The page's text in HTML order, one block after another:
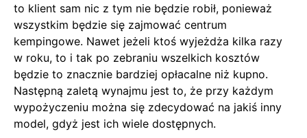
to klient sam nic z tym nie będzie robił, ponieważ
wszystkim będzie się zajmować centrum
kempingowe. Nawet jeżeli ktoś wyjeżdża kilka razy
w roku, to i tak po zebraniu wszelkich kosztów
będzie to znacznie bardziej opłacalne niż kupno.
Następną zaletą wynajmu jest to, że przy każdym
wypożyczeniu można się zdecydować na jakiś inny
model, gdyż jest ich wiele dostępnych.